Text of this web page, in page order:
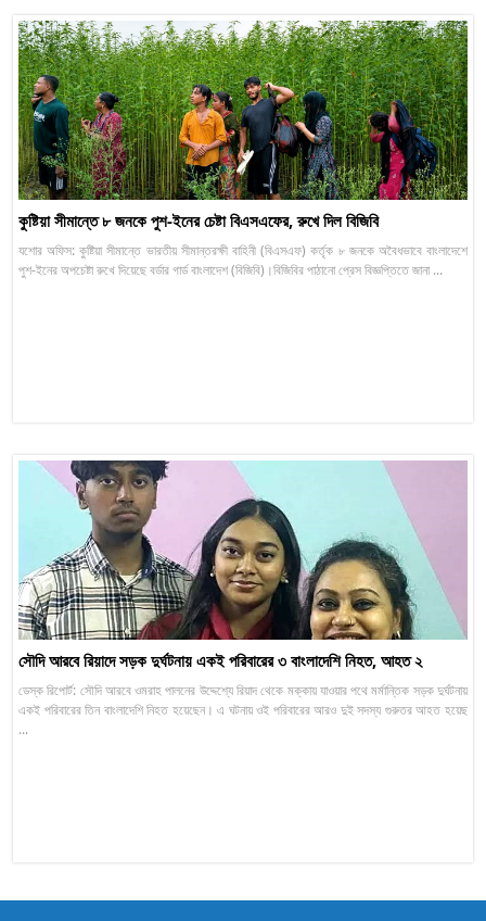
কুষ্টিয়া সীমান্তে ৮ জনকে পুশ-ইনের চেষ্টা বিএসএফের, রুখে দিল বিজিবি
যশোর অফিস: কুষ্টিয়া সীমান্তে ভারতীয় সীমান্তরক্ষী বাহিনী (বিএসএফ) কর্তৃক ৮ জনকে অবৈধভাবে বাংলাদেশে
পুশ-ইনের অপচেষ্টা রুখে দিয়েছে বর্ডার গার্ড বাংলাদেশ (বিজিবি)।বিজিবির পাঠানো প্রেস বিজ্ঞপ্তিতে জানা ...
সৌদি আরবে রিয়াদে সড়ক দুর্ঘটনায় একই পরিবারের ৩ বাংলাদেশি নিহত, আহত ২
ডেস্ক রিপোর্ট: সৌদি আরবে ওমরাহ পালনের উদ্দেশ্যে রিয়াদ থেকে মক্কায় যাওয়ার পথে মর্মান্তিক সড়ক দুর্ঘটনায়
একই পরিবারের তিন বাংলাদেশি নিহত হয়েছেন। এ ঘটনায় ওই পরিবারের আরও দুই সদস্য গুরুতর আহত হয়েছ
...